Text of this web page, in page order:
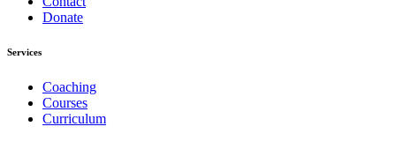
Donate
Services
Coaching
Courses
Curriculum